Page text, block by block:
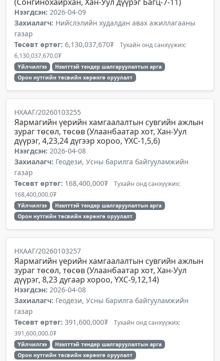
Нээгдсэн: 2026-04-09
Захиалагч: Нийслэлийн худалдан авах ажиллагааны
газар
Төсөвт өртөг: 6,130,037,670₮ Тухайн онд санхүүжих:
6,130,037,670.0₮
Үйлчилгээ
Нээлттэй тендер шалгаруулалтын арга
Орон нутгийн төсвийн хөрөнгө оруулалт
НХААГ/20260103255
Яармагийн үерийн хамгаалалтын сувгийн ажлын
зураг төсөл, төсөв (Улаанбаатар хот, Хан-Уул
дүүрэг, 4,23,24 дүгээр хороо, ҮХС-1,5,6)
Нээгдсэн: 2026-04-08
Захиалагч: Геодези, Усны барилга байгууламжийн
газар
Төсөвт өртөг: 168,400,000₮ Тухайн онд санхүүжих:
168,400,000.0₮
Үйлчилгээ
Нээлттэй тендер шалгаруулалтын арга
Орон нутгийн төсвийн хөрөнгө оруулалт
НХААГ/20260103257
Яармагийн үерийн хамгаалалтын сувгийн ажлын
зураг төсөл, төсөв (Улаанбаатар хот, Хан-Уул
дүүрэг, 8,23 дугаар хороо, ҮХС-9,12,14)
Нээгдсэн: 2026-04-08
Захиалагч: Геодези, Усны барилга байгууламжийн
газар
Төсөвт өртөг: 391,600,000₮ Тухайн онд санхүүжих:
391,600,000.0₮
Үйлчилгээ
Нээлттэй тендер шалгаруулалтын арга
Орон нутгийн төсвийн хөрөнгө оруулалт